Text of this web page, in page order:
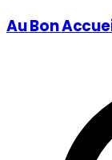
Au Bon